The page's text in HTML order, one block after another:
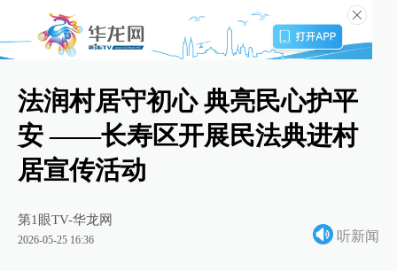
法润村居守初心 典亮民心护平
安 ——长寿区开展民法典进村
居宣传活动
第1眼TV-华龙网
2026-05-25 16:36 听新闻